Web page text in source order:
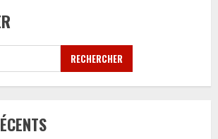
RECHERCHER